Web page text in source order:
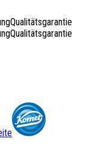
Qualitätsgarantie
Qualitätsgarantie